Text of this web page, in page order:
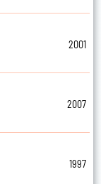
2001
2007
1997